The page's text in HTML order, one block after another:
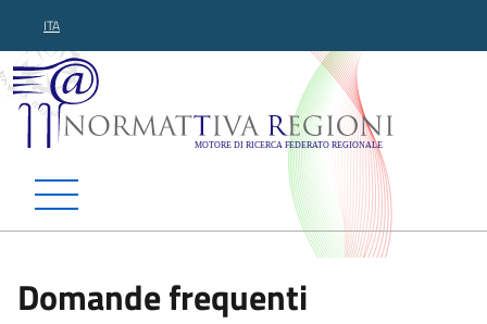
ITA
Normattiva Regioni -
Domande frequenti